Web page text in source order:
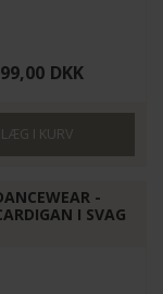
DKK
-
I SVAG